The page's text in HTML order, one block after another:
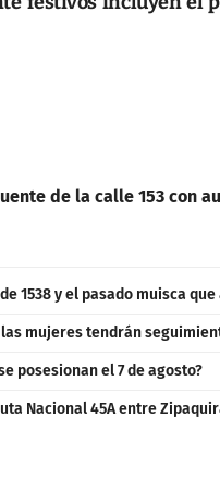
de la calle 153 con
1538 y el pasado muisca
mujeres tendrán
posesionan el 7 de agosto?
Nacional 45A entre